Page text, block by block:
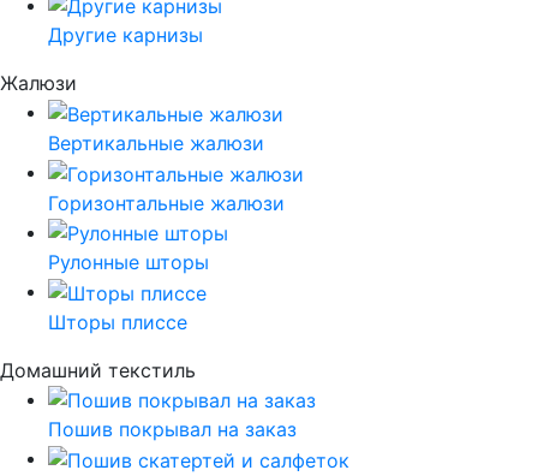
Другие карнизы
Жалюзи
Вертикальные жалюзи
Горизонтальные жалюзи
Рулонные шторы
Шторы плиссе
Домашний текстиль
Пошив покрывал на заказ